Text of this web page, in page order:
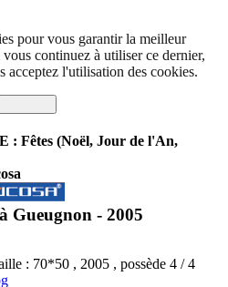
pour vous garantir la meilleur
continuez à utiliser ce dernier,
acceptez l'utilisation des cookies.
: Fêtes (Noël, Jour de l'An,
Gueugnon - 2005
: 70*50 , 2005 , possède 4 / 4